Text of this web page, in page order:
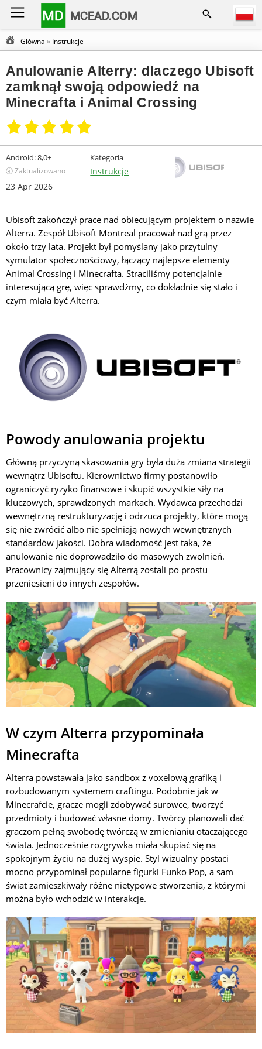
MD MCEAD.COM
Główna » Instrukcje
Anulowanie Alterry: dlaczego Ubisoft
zamknął swoją odpowiedź na
Minecrafta i Animal Crossing
Android:8,0+
🕣 Zaktualizowano
23 Apr 2026
Kategoria
Instrukcje
Ubisoft zakończył prace nad obiecującym projektem o nazwie
Alterra. Zespół Ubisoft Montreal pracował nad grą przez
około trzy lata. Projekt był pomyślany jako przytulny
symulator społecznościowy, łączący najlepsze elementy
Animal Crossing i Minecrafta. Straciliśmy potencjalnie
interesującą grę, więc sprawdźmy, co dokładnie się stało i
czym miała być Alterra.
Powody anulowania projektu
Główną przyczyną skasowania gry była duża zmiana strategii
wewnątrz Ubisoftu. Kierownictwo firmy postanowiło
ograniczyć ryzyko finansowe i skupić wszystkie siły na
kluczowych, sprawdzonych markach. Wydawca przechodzi
wewnętrzną restrukturyzację i odrzuca projekty, które mogą
się nie zwrócić albo nie spełniają nowych wewnętrznych
standardów jakości. Dobra wiadomość jest taka, że
anulowanie nie doprowadziło do masowych zwolnień.
Pracownicy zajmujący się Alterrą zostali po prostu
przeniesieni do innych zespołów.
W czym Alterra przypominała
Minecrafta
Alterra powstawała jako sandbox z voxelową grafiką i
rozbudowanym systemem craftingu. Podobnie jak w
Minecrafcie, gracze mogli zdobywać surowce, tworzyć
przedmioty i budować własne domy. Twórcy planowali dać
graczom pełną swobodę twórczą w zmienianiu otaczającego
świata. Jednocześnie rozgrywka miała skupiać się na
spokojnym życiu na dużej wyspie. Styl wizualny postaci
mocno przypominał popularne figurki Funko Pop, a sam
świat zamieszkiwały różne nietypowe stworzenia, z którymi
można było wchodzić w interakcje.